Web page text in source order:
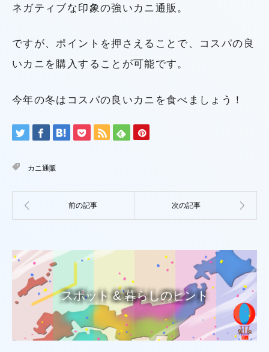
ネガティブな印象の強いカニ通販。
ですが、ポイントを押さえることで、コスパの良
いカニを購入することが可能です。
今年の冬はコスパの良いカニを食べましょう！
カニ通販
スポット & 暮らしのヒント